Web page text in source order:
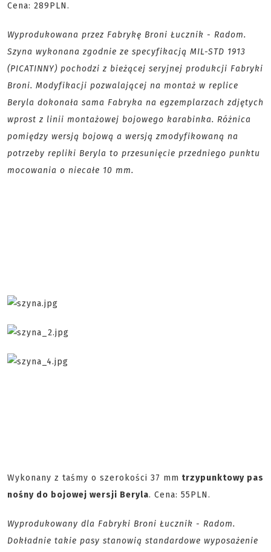
Cena: 289PLN.
Wyprodukowana przez Fabrykę Broni Łucznik - Radom.
Szyna wykonana zgodnie ze specyfikacją MIL-STD 1913
(PICATINNY) pochodzi z bieżącej seryjnej produkcji Fabryki
Broni. Modyfikacji pozwalającej na montaż w replice
Beryla dokonała sama Fabryka na egzemplarzach zdjętych
wprost z linii montażowej bojowego karabinka. Różnica
pomiędzy wersją bojową a wersją zmodyfikowaną na
potrzeby repliki Beryla to przesunięcie przedniego punktu
mocowania o niecałe 10 mm.
Wykonany z taśmy o szerokości 37 mm trzypunktowy pas
nośny do bojowej wersji Beryla. Cena: 55PLN.
Wyprodukowany dla Fabryki Broni Łucznik - Radom.
Dokładnie takie pasy stanowią standardowe wyposażenie